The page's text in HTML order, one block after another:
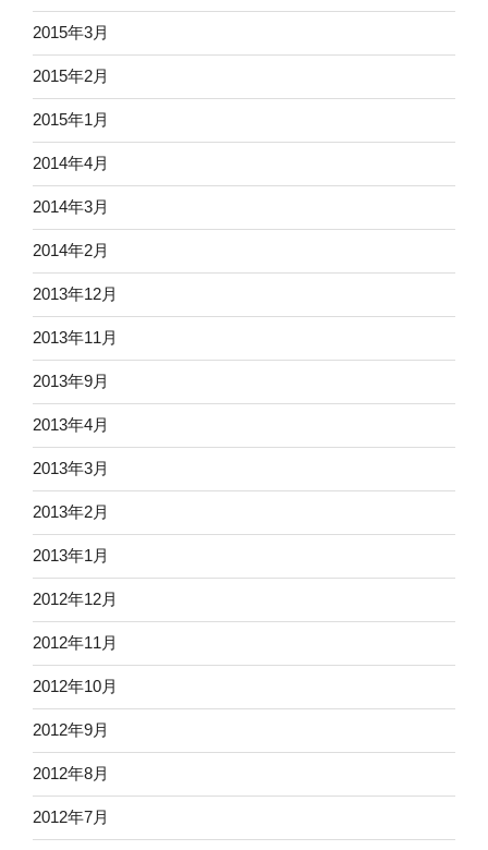
2015年3月
2015年2月
2015年1月
2014年4月
2014年3月
2014年2月
2013年12月
2013年11月
2013年9月
2013年4月
2013年3月
2013年2月
2013年1月
2012年12月
2012年11月
2012年10月
2012年9月
2012年8月
2012年7月